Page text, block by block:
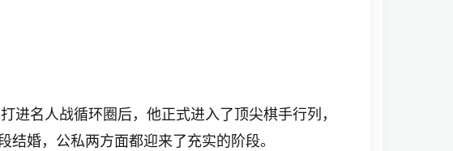
名人战循环圈后，他正式进入了顶尖棋手行列，
婚，公私两方面都迎来了充实的阶段。